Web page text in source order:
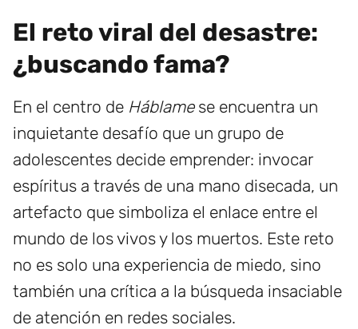
El reto viral del desastre:
¿buscando fama?
En el centro de Háblamese encuentra un
inquietante desafío que un grupo de
adolescentes decide emprender: invocar
espíritus a través de una mano disecada, un
artefacto que simboliza el enlace entre el
mundo de los vivos y los muertos. Este reto
no es solo una experiencia de miedo, sino
también una crítica a la búsqueda insaciable
de atención en redes sociales.